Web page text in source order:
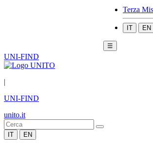
Terza
IT EN
☰
UNI-FIND
|
UNI-FIND
unito.it
IT EN